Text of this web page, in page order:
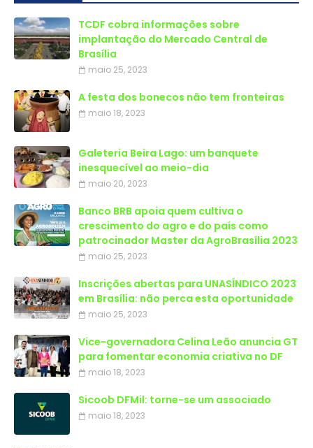
TCDF cobra informações sobre
implantação do Mercado Central de
Brasília
maio 25, 2023
A festa dos bonecos não tem fronteiras
maio 18, 2023
Galeteria Beira Lago: um banquete
inesquecível ao meio-dia
maio 20, 2023
Banco BRB apoia quem cultiva o
crescimento do agro e do país como
patrocinador Master da AgroBrasília 2023
maio 25, 2023
Inscrições abertas para UNASÍNDICO 2023
em Brasília: não perca esta oportunidade
maio 25, 2023
Vice-governadora Celina Leão anuncia GT
para fomentar economia criativa no DF
maio 18, 2023
Sicoob DFMil: torne-se um associado
maio 18, 2023